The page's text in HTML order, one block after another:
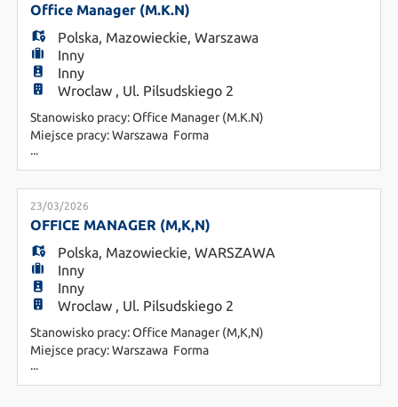
EN
FR
IT
DE
ES
PL
stanowisko Senior Personal Assistant dla członka
Office Manager (M.K.N)
Polska, Mazowieckie, Warszawa
Inny
Inny
Wroclaw , Ul. Pilsudskiego 2
Stanowisko pracy: Office Manager (M.K.N)
Miejsce pracy: Warszawa Forma
zatrudnienia: B2B lub Umowa o pracę O naszym
kliencie: Jesteśmy dynamicznie rozwijającą się
kancelarią prawną, która stawia na profesjonalizm
w relacjach z klientem i partnerską atmosferę w
zespole. Szukamy osoby, która przejmie stery nad
...
23/03/2026
OFFICE MANAGER (M,K,N)
Polska, Mazowieckie, WARSZAWA
Inny
Inny
Wroclaw , Ul. Pilsudskiego 2
Stanowisko pracy: Office Manager (M,K,N)
Miejsce pracy: Warszawa Forma
zatrudnienia: B2B lub Umowa o pracę O
NASZYM KLIENCIE: Jesteśmy dynamicznie
...